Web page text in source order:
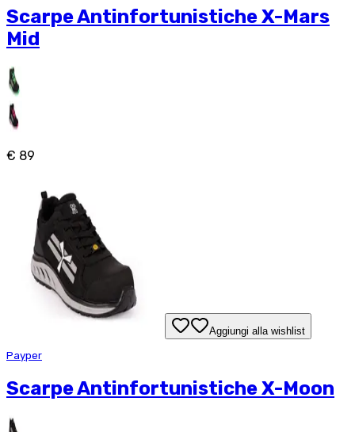
Scarpe Antinfortunistiche X-Mars
Mid
€ 89
Aggiungi alla wishlist
Payper
Scarpe Antinfortunistiche X-Moon